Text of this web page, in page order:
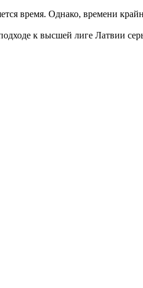
время. Однако, времени
к высшей лигe Латвии